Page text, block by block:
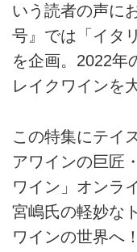
いう読者の声に
号』では「イタ
を企画。2022年
レイクワインを
この特集にテイ
アワインの巨匠
ワイン」オンラ
宮嶋氏の軽妙な
ワインの世界へ！